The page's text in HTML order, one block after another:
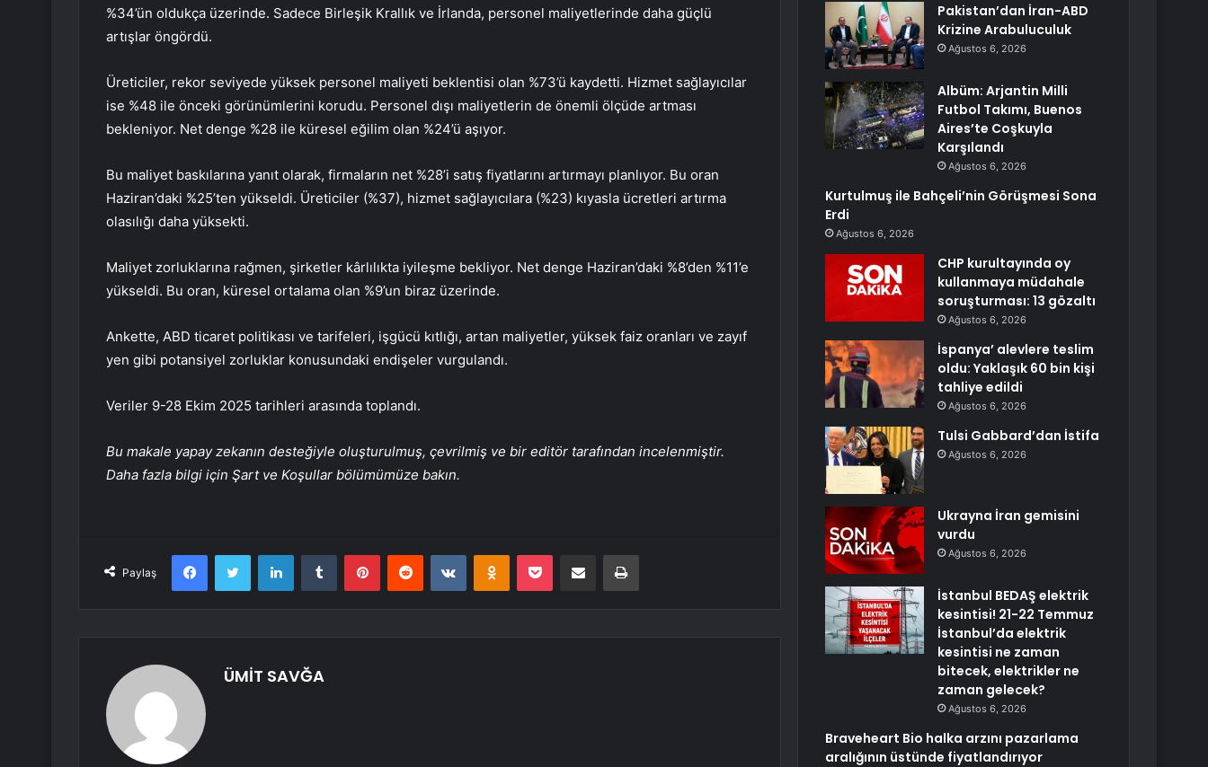
%34’ün oldukça üzerinde. Sadece Birleşik Krallık ve İrlanda, personel maliyetlerinde daha güçlü
artışlar öngördü.
Üreticiler, rekor seviyede yüksek personel maliyeti beklentisi olan %73’ü kaydetti. Hizmet sağlayıcılar
ise %48 ile önceki görünümlerini korudu. Personel dışı maliyetlerin de önemli ölçüde artması
bekleniyor. Net denge %28 ile küresel eğilim olan %24’ü aşıyor.
Bu maliyet baskılarına yanıt olarak, firmaların net %28’i satış fiyatlarını artırmayı planlıyor. Bu oran
Haziran’daki %25’ten yükseldi. Üreticiler (%37), hizmet sağlayıcılara (%23) kıyasla ücretleri artırma
olasılığı daha yüksekti.
Maliyet zorluklarına rağmen, şirketler kârlılıkta iyileşme bekliyor. Net denge Haziran’daki %8’den %11’e
yükseldi. Bu oran, küresel ortalama olan %9’un biraz üzerinde.
Ankette, ABD ticaret politikası ve tarifeleri, işgücü kıtlığı, artan maliyetler, yüksek faiz oranları ve zayıf
yen gibi potansiyel zorluklar konusundaki endişeler vurgulandı.
Veriler 9-28 Ekim 2025 tarihleri arasında toplandı.
Bu makale yapay zekanın desteğiyle oluşturulmuş, çevrilmiş ve bir editör tarafından incelenmiştir.
Daha fazla bilgi için Şart ve Koşullar bölümümüze bakın.
Paylaş
FacebookTwitter LinkedInTumblr PinterestReddit VKontakteOdnoklassniki
Pocket E-Posta ile paylaş Yazdır
ÜMİT SAVĞA
Pakistan’dan İran-ABD
Krizine Arabuluculuk
Ağustos 6, 2026
Albüm: Arjantin Milli
Futbol Takımı, Buenos
Aires’te Coşkuyla
Karşılandı
Ağustos 6, 2026
Kurtulmuş ile Bahçeli’nin Görüşmesi Sona
Erdi
Ağustos 6, 2026
CHP kurultayında oy
kullanmaya müdahale
soruşturması: 13 gözaltı
Ağustos 6, 2026
İspanya’ alevlere teslim
oldu: Yaklaşık 60 bin kişi
tahliye edildi
Ağustos 6, 2026
Tulsi Gabbard’dan İstifa
Ağustos 6, 2026
Ukrayna İran gemisini
vurdu
Ağustos 6, 2026
İstanbul BEDAŞ elektrik
kesintisi! 21-22 Temmuz
İstanbul’da elektrik
kesintisi ne zaman
bitecek, elektrikler ne
zaman gelecek?
Ağustos 6, 2026
Braveheart Bio halka arzını pazarlama
aralığının üstünde fiyatlandırıyor